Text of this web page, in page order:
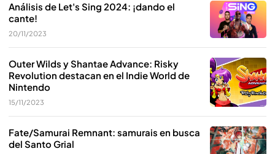
Análisis de Let's Sing 2024: ¡dando el
cante!
20/11/2023
Outer Wilds y Shantae Advance: Risky
Revolution destacan en el Indie World de
Nintendo
15/11/2023
Fate/Samurai Remnant: samurais en busca
del Santo Grial